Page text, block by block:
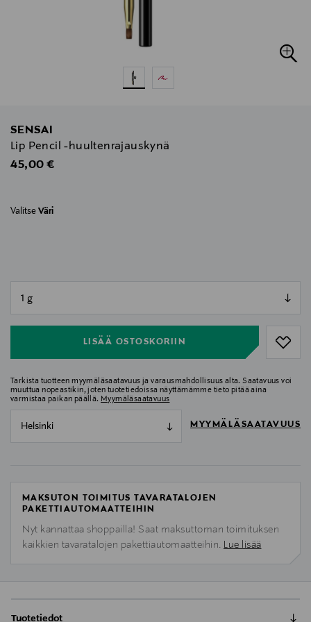
SENSAI
Lip Pencil -huultenrajauskynä
Original Price
45,00 €
Valitse Väri
LISÄÄ OSTOSKORIIN
Tarkista tuotteen myymäläsaatavuus ja varausmahdollisuus alta. Saatavuus voi
muuttua nopeastikin, joten tuotetiedoissa näyttämämme tieto pitää aina
varmistaa paikan päällä. Myymäläsaatavuus
Helsinki MYYMÄLÄSAATAVUUS
MAKSUTON TOIMITUS TAVARATALOJEN
PAKETTIAUTOMAATTEIHIN
Nyt kannattaa shoppailla! Saat maksuttoman toimituksen
kaikkien tavaratalojen pakettiautomaatteihin. Lue lisää
Tuotetiedot